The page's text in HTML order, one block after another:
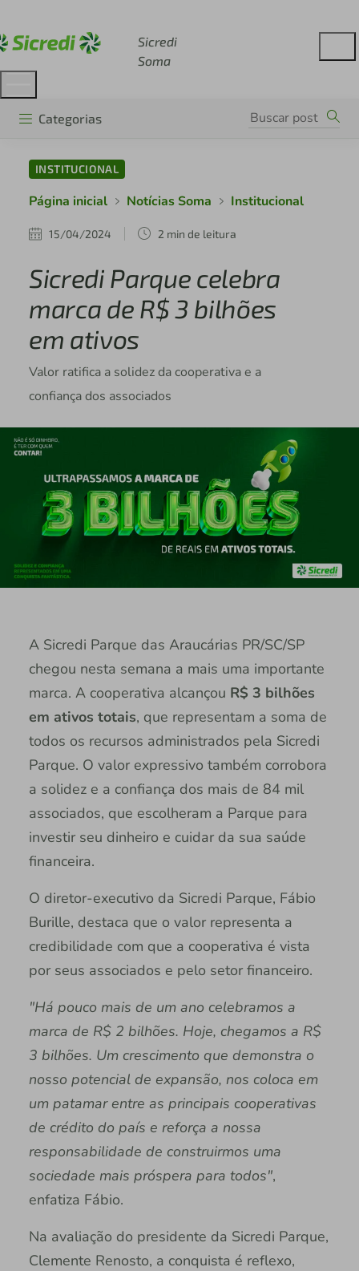
Sicredi
Soma
Categorias
INSTITUCIONAL
Página inicial Notícias Soma Institucional
15/04/2024 2 min de leitura
Sicredi Parque celebra
marca de R$ 3 bilhões
em ativos
Valor ratifica a solidez da cooperativa e a
confiança dos associados
A Sicredi Parque das Araucárias PR/SC/SP
chegou nesta semana a mais uma importante
marca. A cooperativa alcançou R$ 3 bilhões
em ativos totais, que representam a soma de
todos os recursos administrados pela Sicredi
Parque. O valor expressivo também corrobora
a solidez e a confiança dos mais de 84 mil
associados, que escolheram a Parque para
investir seu dinheiro e cuidar da sua saúde
financeira.
O diretor-executivo da Sicredi Parque, Fábio
Burille, destaca que o valor representa a
credibilidade com que a cooperativa é vista
por seus associados e pelo setor financeiro.
"Há pouco mais de um ano celebramos a
marca de R$ 2 bilhões. Hoje, chegamos a R$
3 bilhões. Um crescimento que demonstra o
nosso potencial de expansão, nos coloca em
um patamar entre as principais cooperativas
de crédito do país e reforça a nossa
responsabilidade de construirmos uma
sociedade mais próspera para todos",
enfatiza Fábio.
Na avaliação do presidente da Sicredi Parque,
Clemente Renosto, a conquista é reflexo,